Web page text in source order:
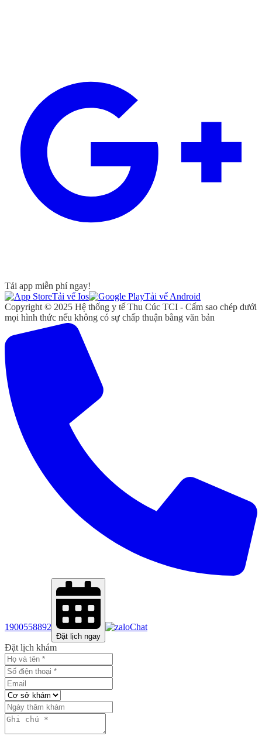
Tải app miễn phí ngay!
Tải vể Ios
Tải vể Android
Copyright © 2025 Hệ thống y tế Thu Cúc TCI - Cấm sao chép dưới
mọi hình thức nếu không có sự chấp thuận bằng văn bản
1900558892
Đặt lịch ngay
Chat
Đặt lịch khám